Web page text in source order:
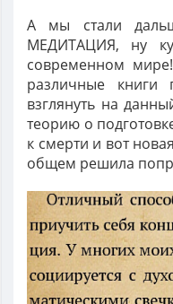
А мы стали
МЕДИТАЦИЯ, ну
современном
различные
взглянуть на
теорию о
к смерти и вот
общем решила